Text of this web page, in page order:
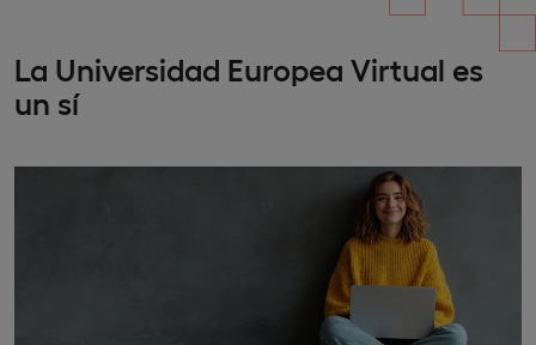
La Universidad Europea Virtual es
un sí